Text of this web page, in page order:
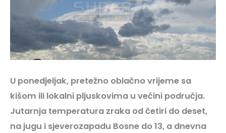
U ponedjeljak, pretežno oblačno vrijeme sa
kišom ili lokalni pljuskovima u većini područja.
Jutarnja temperatura zraka od četiri do deset,
na jugu i sjeverozapadu Bosne do 13, a dnevna